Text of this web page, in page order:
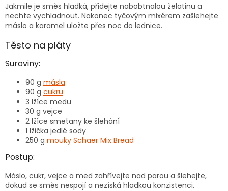
Jakmile je směs hladká, přidejte nabobtnalou želatinu a
nechte vychladnout. Nakonec tyčovým mixérem zašlehejte
máslo a karamel uložte přes noc do lednice.
Těsto na pláty
Suroviny:
90 g másla
90 g cukru
3 lžíce medu
30 g vejce
2 lžíce smetany ke šlehání
1 lžička jedlé sody
250 g mouky Schaer Mix Bread
Postup:
Máslo, cukr, vejce a med zahřívejte nad parou a šlehejte,
dokud se směs nespojí a nezíská hladkou konzistenci.